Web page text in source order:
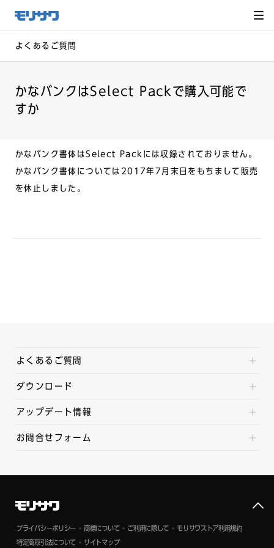
メ
ニュー
飛ばし
へ移動
よくあるご質問
かなバンクはSelect Packで購入可能で
すか
かなバンク書体はSelect Packには収録されておりません。
かなバンク書体については2017年7月末日をもちまして販売
を休止しました。
よくあるご質問
ダウンロード
アップデート情報
お問合せフォーム
プライバシーポリシー 商標について ご利用に際して モリサワストア利用規約
特定商取引法について サイトマップ